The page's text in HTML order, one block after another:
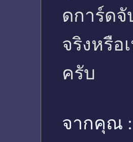
ดการ์ด
จริงหรือ
ครับ
จากคุณ :